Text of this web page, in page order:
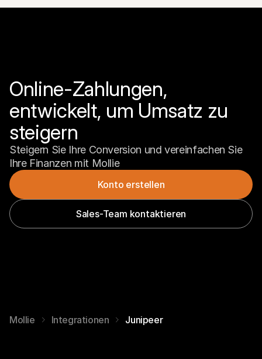
Online-Zahlungen,
entwickelt, um Umsatz zu
steigern
Steigern Sie Ihre Conversion und vereinfachen Sie
Ihre Finanzen mit Mollie
Konto erstellen
Sales-Team kontaktieren
Mollie Integrationen Junipeer